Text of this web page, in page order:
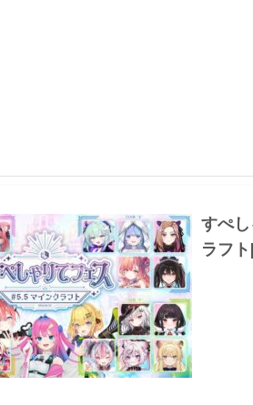
すぺ
ラフ